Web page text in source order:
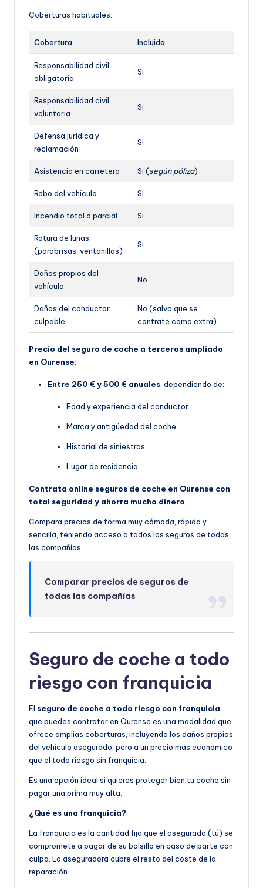
Coberturas habituales:
Cobertura Incluida
Responsabilidad civil
obligatoria
Si
Responsabilidad civil
voluntaria
Si
Defensa jurídica y
reclamación
Si
Asistencia en carretera Si (según póliza)
Robo del vehículo Si
Incendio total o parcial Si
Rotura de lunas
(parabrisas, ventanillas)
Si
Daños propios del
vehículo
No
Daños del conductor
culpable
No (salvo que se
contrate como extra)
Precio del seguro de coche a terceros ampliado
en Ourense:
Entre 250 € y 500 € anuales , dependiendo de:
Edad y experiencia del conductor.
Marca y antigüedad del coche.
Historial de siniestros.
Lugar de residencia.
Contrata online seguros de coche en Ourense con
total seguridad y ahorra mucho dinero
Compara precios de forma muy cómoda, rápida y
sencilla, teniendo acceso a todos los seguros de todas
las compañías:
Comparar precios de seguros de
todas las compañías
Seguro de coche a todo
riesgo con franquicia
El seguro de coche a todo riesgo con franquicia
que puedes contratar en Ourense es una modalidad que
ofrece amplias coberturas, incluyendo los daños propios
del vehículo asegurado, pero a un precio más económico
que el todo riesgo sin franquicia.
Es una opción ideal si quieres proteger bien tu coche sin
pagar una prima muy alta.
¿Qué es una franquicia?
La franquicia es la cantidad fija que el asegurado (tú) se
compromete a pagar de su bolsillo en caso de parte con
culpa. La aseguradora cubre el resto del coste de la
reparación.